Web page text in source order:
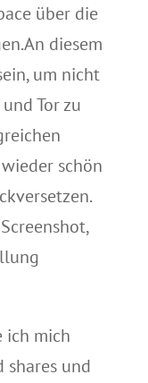
über die
.An diesem
um nicht
Tor zu
schön
ich mich
shares und